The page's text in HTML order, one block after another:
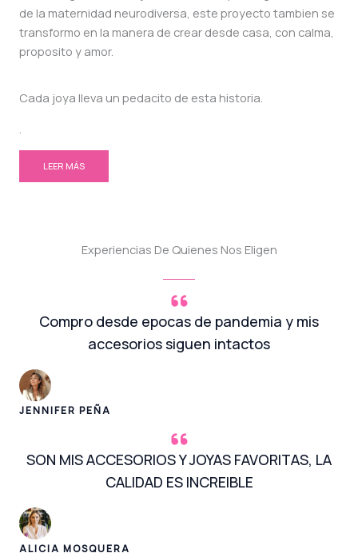
de la maternidad neurodiversa, este proyecto tambien se
transformo en la manera de crear desde casa, con calma,
proposito y amor.
Cada joya lleva un pedacito de esta historia.
.
LEER MÁS
Experiencias De Quienes Nos Eligen
Compro desde epocas de pandemia y mis
accesorios siguen intactos
JENNIFER PEÑA
SON MIS ACCESORIOS Y JOYAS FAVORITAS, LA
CALIDAD ES INCREIBLE
ALICIA MOSQUERA